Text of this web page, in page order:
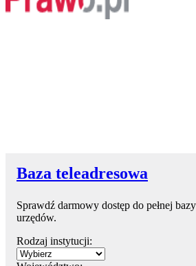
Baza teleadresowa
Sprawdź darmowy dostęp do pełnej
urzędów.
Rodzaj instytucji: